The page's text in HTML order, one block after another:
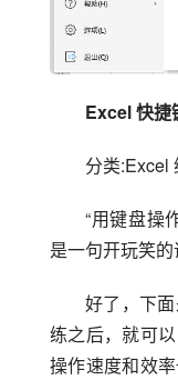
Excel 快捷
分类:Excel
“用键盘操
是一句开玩笑的
好了，下
练之后，就可
操作速度和效